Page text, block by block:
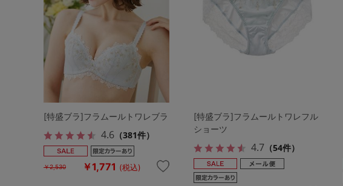
[特盛ブラ]フラムールトワレブラ
4.6 （381件）
￥2,530 ￥1,771 (税込)
[特盛ブラ]フラムールトワレフル
ショーツ
4.7（54件）